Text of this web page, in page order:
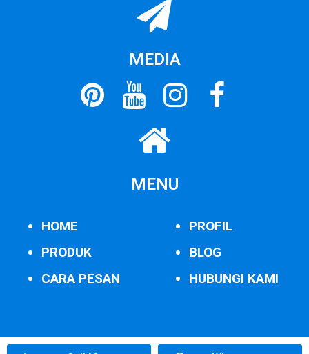
MEDIA
MENU
HOME
PRODUK
CARA PESAN
PROFIL
BLOG
HUBUNGI KAMI